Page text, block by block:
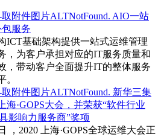
AIO一站
服务
ICT基础架构提供一站式运维管理
，为客户承担对应的IT服务质量和
，带动客户全面提升IT的整体服务
。
新华三集
海·GOPS大会，并荣获“软件行业
影响力服务商”奖项
，2020 上海·GOPS全球运维大会正